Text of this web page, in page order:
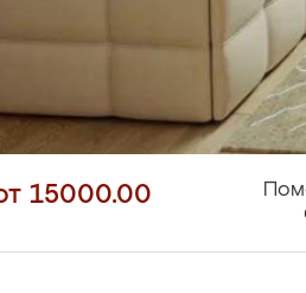
15000.00